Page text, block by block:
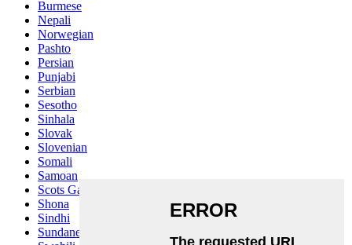
Burmese
Nepali
Norwegian
Pashto
Persian
Punjabi
Serbian
Sesotho
Sinhala
Slovak
Slovenian
Somali
Samoan
Scots Gaelic
Shona
Sindhi
Sundanese